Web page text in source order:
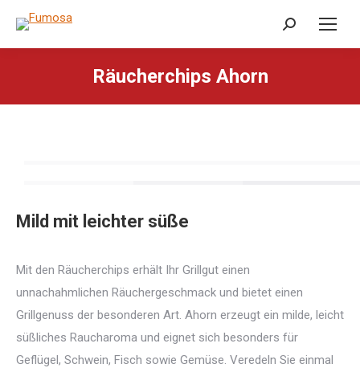
Search:
Räucherchips Ahorn
Mild mit leichter süße
Mit den Räucherchips erhält Ihr Grillgut einen
unnachahmlichen Räuchergeschmack und bietet einen
Grillgenuss der besonderen Art. Ahorn erzeugt ein milde, leicht
süßliches Raucharoma und eignet sich besonders für
Geflügel, Schwein, Fisch sowie Gemüse. Veredeln Sie einmal